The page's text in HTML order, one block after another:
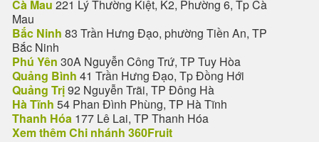
Cà Mau 221 Lý Thường Kiệt, K2, Phường 6, Tp Cà
Mau
Bắc Ninh 83 Trần Hưng Đạo, phường Tiền An, TP
Bắc Ninh
Phú Yên 30A Nguyễn Công Trứ, TP Tuy Hòa
Quảng Bình 41 Trần Hưng Đạo, Tp Đồng Hới
Quảng Trị92 Nguyễn Trãi, TP Đông Hà
Hà Tĩnh 54 Phan Đình Phùng, TP Hà Tĩnh
Thanh Hóa 177 Lê Lai, TP Thanh Hóa
Xem thêm Chi nhánh 360Fruit